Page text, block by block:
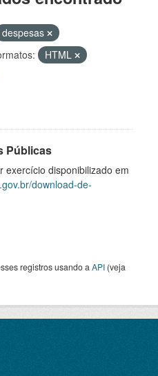
despesas
HTML
Públicas
exercício disponibilizado em
download-de-
registros usando a API (veja